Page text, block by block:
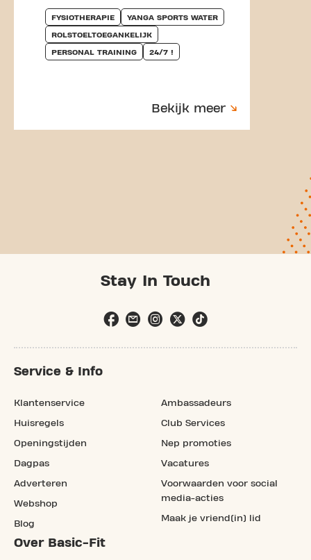
FYSIOTHERAPIE YANGA SPORTS WATER
ROLSTOELTOEGANKELIJK
PERSONAL TRAINING 24/7 !
Bekijk meer
Stay In Touch
Service & Info
Klantenservice
Huisregels
Openingstijden
Dagpas
Adverteren
Webshop
Blog
Ambassadeurs
Club Services
Nep promoties
Vacatures
Voorwaarden voor social
media-acties
Maak je vriend(in) lid
Over Basic-Fit